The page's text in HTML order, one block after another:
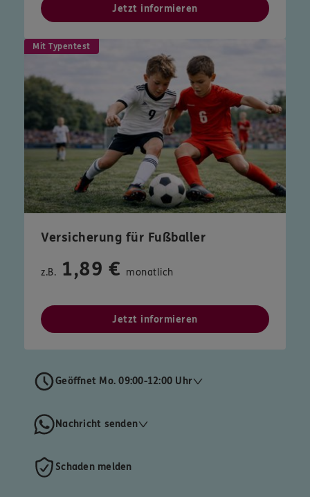
Jetzt informieren
Mit Typentest
Versicherung für Fußballer
z.B. 1,89 € monatlich
Jetzt informieren
Geöffnet Mo. 09:00-12:00 Uhr
Nachricht senden
Schaden melden